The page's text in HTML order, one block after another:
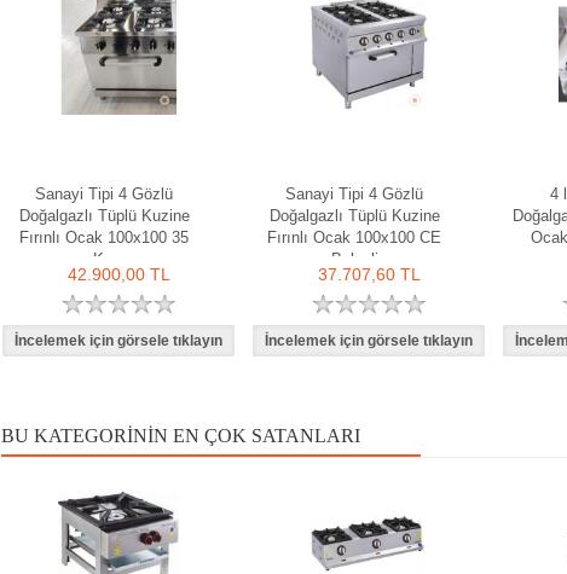
Sanayi Tipi 4 Gözlü
Doğalgazlı Tüplü Kuzine
Fırınlı Ocak 100x100 35
Kw
42.900,00 TL
Sanayi Tipi 4 Gözlü
Doğalgazlı Tüplü Kuzine
Fırınlı Ocak 100x100 CE
Belgeli
37.707,60 TL
4
BU KATEGORININ EN ÇOK SATANLARI